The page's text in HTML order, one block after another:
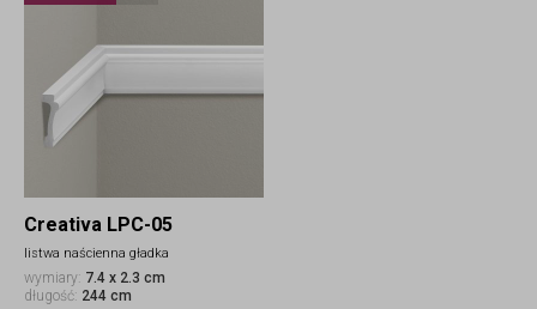
Creativa LPC-05
listwa naścienna gładka
wymiary: 7.4 x 2.3 cm
długość: 244 cm